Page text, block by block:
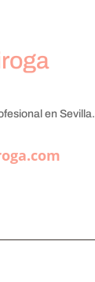
en Sevilla.